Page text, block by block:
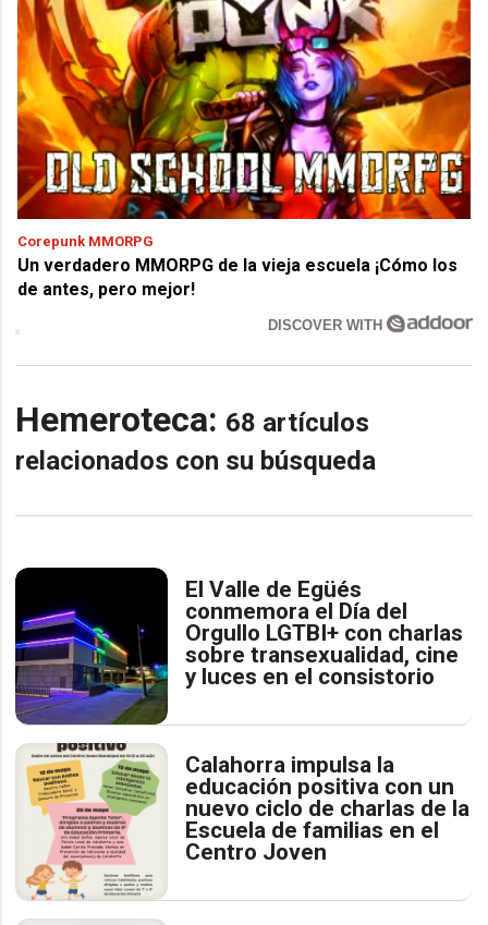
Corepunk MMORPG
Un verdadero MMORPG de la vieja escuela ¡Cómo los
de antes, pero mejor!
DISCOVER WITH
Hemeroteca: 68 artículos
relacionados con su búsqueda
El Valle de Egüés
conmemora el Día del
Orgullo LGTBI+ con charlas
sobre transexualidad, cine
y luces en el consistorio
Calahorra impulsa la
educación positiva con un
nuevo ciclo de charlas de la
Escuela de familias en el
Centro Joven